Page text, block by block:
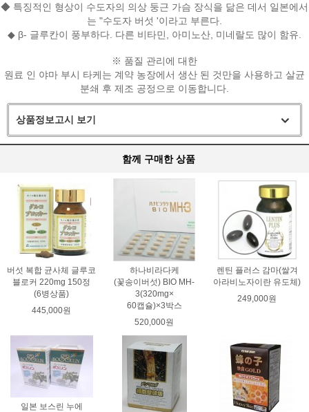
◆ 특징적인 형상이 수도자의 의상 둥근 가슴 장식을 닮은 데서 일본에서
는 "수도자 버섯 '이라고 부른다.
◆ β- 글루칸이 풍부하다. 다른 비타민, 아미노산, 미네랄도 많이 함유.
※ 품질 관리에 대한
원료 인 야마 부시 타케는 계약 농장에서 생산 된 것만을 사용하고 살균
분쇄 후 제조 공정으로 이동합니다.
상품정보고시 보기
함께 구매한 상품
버섯 복합 균사체 글루코
블로커 220mg 150정
(6병상품)
445,000원
하나비라다케
(꽃송이버섯) BIO MH-
3(320mg×
60캡슐)×3박스
520,000원
렌틴 플러스 감마(쌀겨
아라비노자이란 유도체)
249,000원
일본 보스린 누에